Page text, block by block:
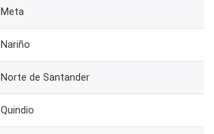
Meta
Nariño
Norte de Santander
Quindio